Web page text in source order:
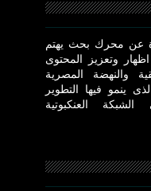
عن محرك بحث يهتم
وتعزيز المحتوى
والنهضة المصرية
ينمو فيها التطوير
العنكبوتية